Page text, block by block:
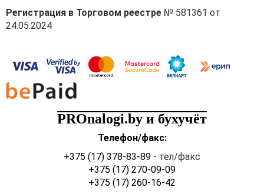
Регистрация в Торговом реестре № 581361 от
24.05.2024
PROnalogi.by и бухучёт
Телефон/факс:
+375 (17) 378-83-89 - тел/факс
+375 (17) 270-09-09
+375 (17) 260-16-42